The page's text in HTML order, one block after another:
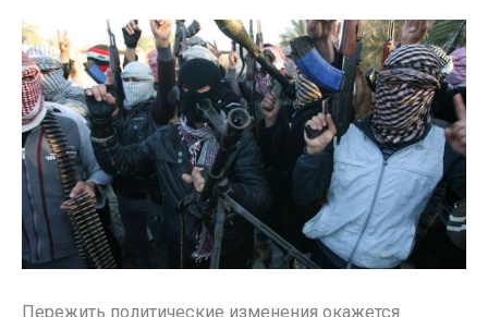
Пережить политические изменения окажется